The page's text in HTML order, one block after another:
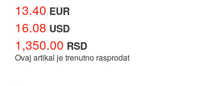
13.40 EUR
16.08 USD
1,350.00 RSD
Ovaj artikal je trenutno rasprodat